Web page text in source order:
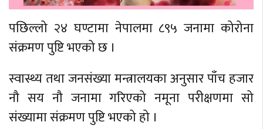
पछिल्लो २४ घण्टामा नेपालमा ८९५ जनामा कोरोना
संक्रमण पुष्टि भएको छ ।
स्वास्थ्य तथा जनसंख्या मन्त्रालयका अनुसार पाँच हजार
नौ सय नौ जनामा गरिएको नमूना परीक्षणमा सो
संख्यामा संक्रमण पुष्टि भएको हो ।